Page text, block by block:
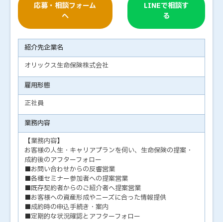
応募・相談フォーム
へ
LINEで相談す
る
紹介先企業名
オリックス生命保険株式会社
雇用形態
正社員
業務内容
【業務内容】
お客様の人生・キャリアプランを伺い、生命保険の提案・
成約後のアフターフォロー
■お問い合わせからの反響営業
■各種セミナー参加者への提案営業
■既存契約者からのご紹介者へ提案営業
■お客様への資産形成やニーズに合った情報提供
■成約時の申込手続き・案内
■定期的な状況確認とアフターフォロー